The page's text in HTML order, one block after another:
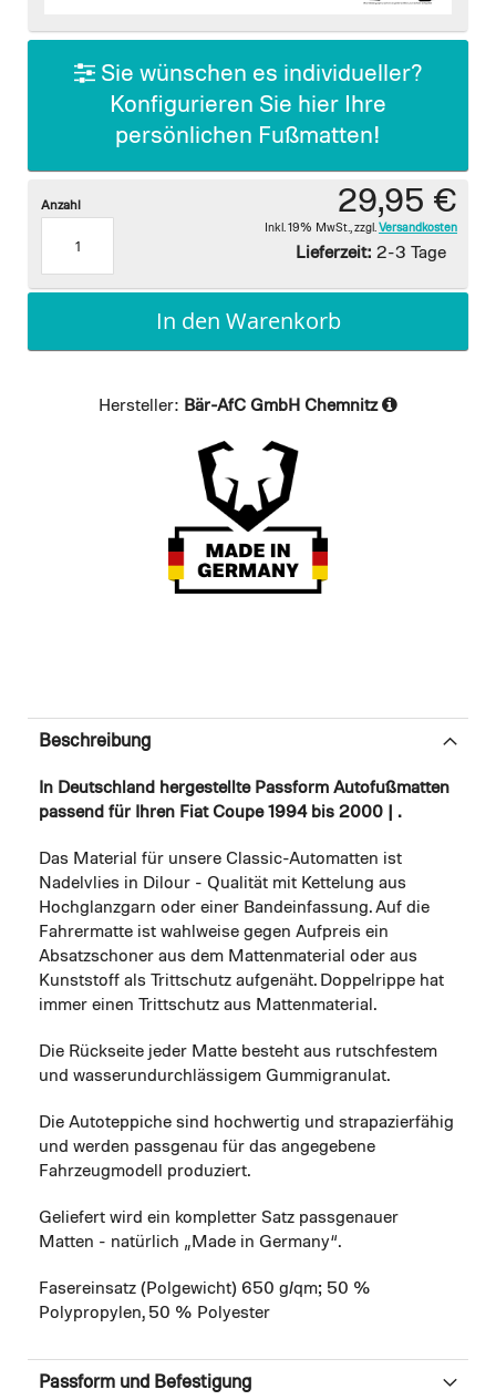
gallery
Sie wünschen es individueller?
Konfigurieren Sie hier Ihre
persönlichen Fußmatten!
29,95 €
Inkl. 19% MwSt. zzgl. Versandkosten
Lieferzeit: 2-3 Tage
Anzahl
In den Warenkorb
Hersteller: Bär-AfC GmbH Chemnitz
Beschreibung
In Deutschland hergestellte Passform Autofußmatten
passend für Ihren Fiat Coupe 1994 bis 2000 | .
Das Material für unsere Classic-Automatten ist
Nadelvlies in Dilour - Qualität mit Kettelung aus
Hochglanzgarn oder einer Bandeinfassung. Auf die
Fahrermatte ist wahlweise gegen Aufpreis ein
Absatzschoner aus dem Mattenmaterial oder aus
Kunststoff als Trittschutz aufgenäht. Doppelrippe hat
immer einen Trittschutz aus Mattenmaterial.
Die Rückseite jeder Matte besteht aus rutschfestem
und wasserundurchlässigem Gummigranulat.
Die Autoteppiche sind hochwertig und strapazierfähig
und werden passgenau für das angegebene
Fahrzeugmodell produziert.
Geliefert wird ein kompletter Satz passgenauer
Matten - natürlich „Made in Germany“.
Fasereinsatz (Polgewicht) 650 g/qm; 50 %
Polypropylen, 50 % Polyester
Passform und Befestigung